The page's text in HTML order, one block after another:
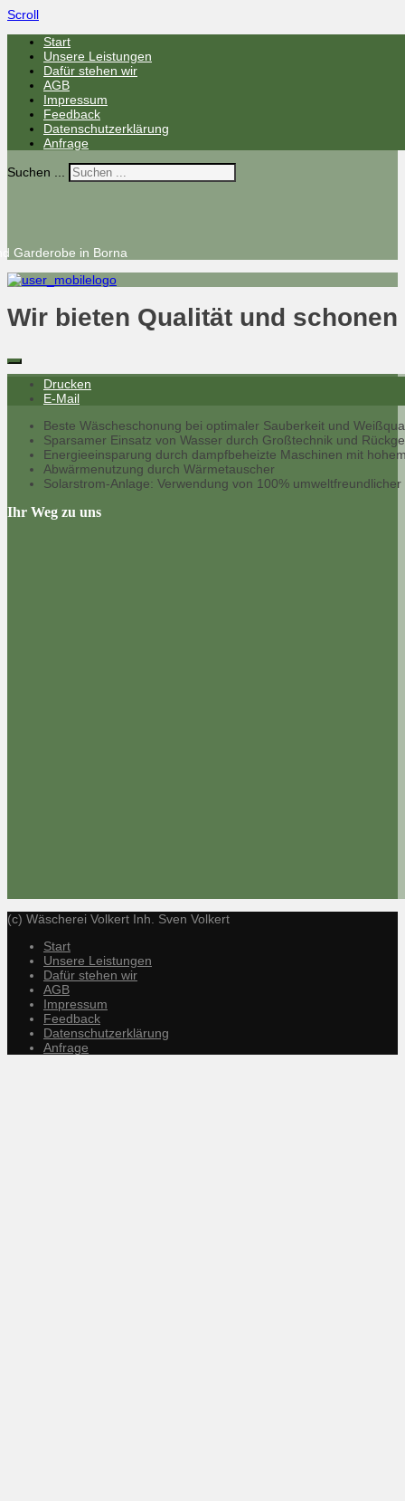
Scroll
Start
Unsere Leistungen
Dafür stehen wir
AGB
Impressum
Feedback
Datenschutzerklärung
Anfrage
Suchen ...
Garderobe in Borna
Wir bieten Qualität und
Drucken
E-Mail
Beste Wäscheschonung bei optimaler Sauberkeit und
Sparsamer Einsatz von Wasser durch Großtechnik und
Energieeinsparung durch dampfbeheizte Maschinen mit
Abwärmenutzung durch Wärmetauscher
Solarstrom-Anlage: Verwendung von 100% umweltfreundlicher
Ihr Weg zu uns
(c) Wäscherei Volkert Inh. Sven Volkert
Start
Unsere Leistungen
Dafür stehen wir
AGB
Impressum
Feedback
Datenschutzerklärung
Anfrage